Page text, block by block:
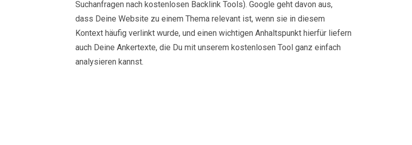
Suchanfragen nach kostenlosen Backlink Tools). Google geht davon aus,
dass Deine Website zu einem Thema relevant ist, wenn sie in diesem
Kontext häufig verlinkt wurde, und einen wichtigen Anhaltspunkt hierfür liefern
auch Deine Ankertexte, die Du mit unserem kostenlosen Tool ganz einfach
analysieren kannst.